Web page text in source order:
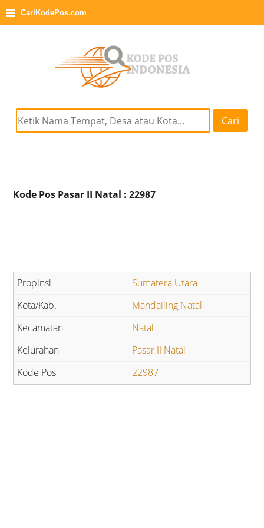
≡ CariKodePos.com
Cari
Kode Pos Pasar II Natal : 22987
Sumatera Utara
Mandailing Natal
Natal
Pasar II Natal
22987